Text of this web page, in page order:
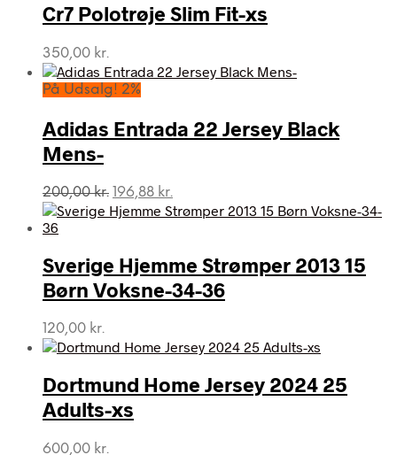
Cr7 Polotrøje Slim Fit-xs
350,00 kr.
På Udsalg! 2%
Adidas Entrada 22 Jersey Black
Mens-
200,00kr. Den
oprindelige
200,00 kr..
196,88 kr.
aktuelle
196,88 kr..
Sverige Hjemme Strømper 2013 15
Børn Voksne-34-36
120,00 kr.
Dortmund Home Jersey 2024 25
Adults-xs
600,00 kr.